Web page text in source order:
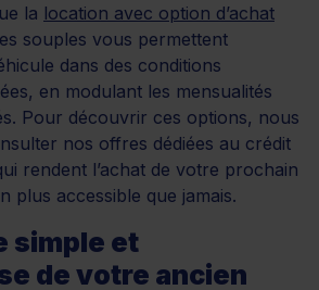
la location avec option d’achat
souples vous permettent
dans des conditions
en modulant les mensualités
Pour découvrir ces options, nous
nos offres dédiées au crédit
rendent l’achat de votre prochain
plus accessible que jamais.
simple et
de votre ancien